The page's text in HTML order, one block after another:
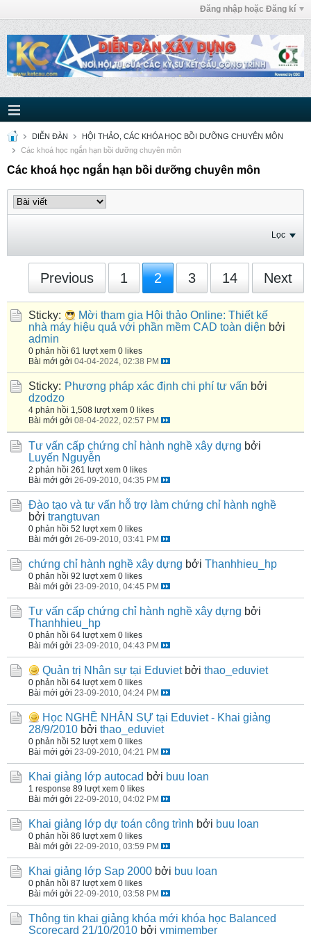
Đăng nhập hoặc Đăng kí
DIỄN ĐÀN
HỘI THẢO, CÁC KHÓA HỌC BỒI DƯỠNG CHUYÊN MÔN
Các khoá học ngắn hạn bồi dưỡng chuyên môn
Các khoá học ngắn hạn bồi dưỡng chuyên môn
Lọc
Previous 1 2 3 14 Next
Sticky:
Mời tham gia Hội thảo Online: Thiết kế
nhà máy hiệu quả với phần mềm CAD toàn diện bởi
admin
0 phản hồi 61 lượt xem 0 likes
Bài mới gởi 04-04-2024, 02:38 PM
Sticky: Phương pháp xác định chi phí tư vấn bởi
dzodzo
4 phản hồi 1,508 lượt xem 0 likes
Bài mới gởi 08-04-2022, 02:57 PM
Tư vấn cấp chứng chỉ hành nghề xây dựng bởi
Luyến Nguyễn
2 phản hồi 261 lượt xem 0 likes
Bài mới gởi 26-09-2010, 04:35 PM
Đào tạo và tư vấn hỗ trợ làm chứng chỉ hành nghề
bởi trangtuvan
0 phản hồi 52 lượt xem 0 likes
Bài mới gởi 26-09-2010, 03:41 PM
chứng chỉ hành nghề xây dựng bởi Thanhhieu_hp
0 phản hồi 92 lượt xem 0 likes
Bài mới gởi 23-09-2010, 04:45 PM
Tư vấn cấp chứng chỉ hành nghề xây dựng bởi
Thanhhieu_hp
0 phản hồi 64 lượt xem 0 likes
Bài mới gởi 23-09-2010, 04:43 PM
Quản trị Nhân sự tại Eduviet bởi thao_eduviet
0 phản hồi 64 lượt xem 0 likes
Bài mới gởi 23-09-2010, 04:24 PM
Học NGHỀ NHÂN SỰ tại Eduviet - Khai giảng
28/9/2010 bởi thao_eduviet
0 phản hồi 52 lượt xem 0 likes
Bài mới gởi 23-09-2010, 04:21 PM
Khai giảng lớp autocad bởi buu loan
1 response 89 lượt xem 0 likes
Bài mới gởi 22-09-2010, 04:02 PM
Khai giảng lớp dự toán công trình bởi buu loan
0 phản hồi 86 lượt xem 0 likes
Bài mới gởi 22-09-2010, 03:59 PM
Khai giảng lớp Sap 2000 bởi buu loan
0 phản hồi 87 lượt xem 0 likes
Bài mới gởi 22-09-2010, 03:58 PM
Thông tin khai giảng khóa mới khóa học Balanced
Scorecard 21/10/2010 bởi vmimember